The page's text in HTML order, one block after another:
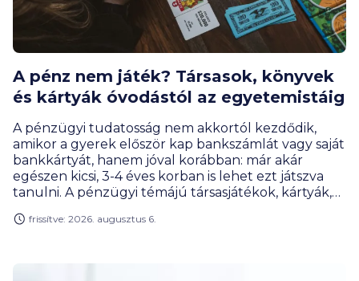
A pénz nem játék? Társasok, könyvek
és kártyák óvodástól az egyetemistáig
A pénzügyi tudatosság nem akkortól kezdődik,
amikor a gyerek először kap bankszámlát vagy saját
bankkártyát, hanem jóval korábban: már akár
egészen kicsi, 3-4 éves korban is lehet ezt játszva
tanulni. A pénzügyi témájú társasjátékok, kártyák,
meg tervezni, mérlegelni, gyűjteni vagy éppen
frissítve: 2026. augusztus 6.